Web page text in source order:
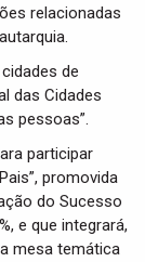
relacionadas
de
das Cidades
pessoas”.
participar
promovida
do Sucesso
e que integrará,
mesa temática